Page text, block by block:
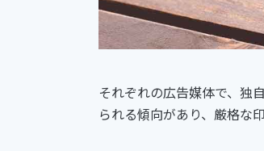
それぞれの広告媒体で、独
られる傾向があり、厳格な